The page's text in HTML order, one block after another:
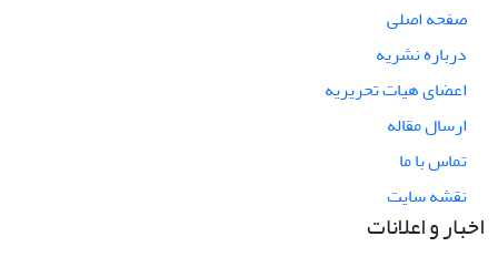
صفحه اصلی
درباره نشریه
اعضای هیات تحریریه
ارسال مقاله
تماس با ما
نقشه سایت
اخبار و اعلانات